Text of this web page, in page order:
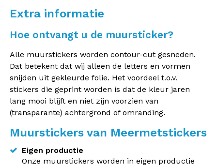
Extra informatie
Hoe ontvangt u de muursticker?
Alle muurstickers worden contour-cut gesneden.
Dat betekent dat wij alleen de letters en vormen
snijden uit gekleurde folie. Het voordeel t.o.v.
stickers die geprint worden is dat de kleur jaren
lang mooi blijft en niet zijn voorzien van
(transparante) achtergrond of omranding.
Muurstickers van Meermetstickers
Eigen productie
Onze muurstickers worden in eigen productie